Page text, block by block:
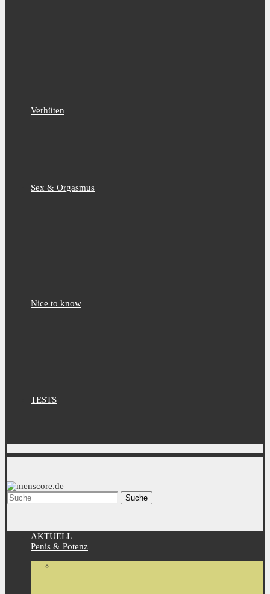
Verhüten
Sex & Orgasmus
Nice to know
TESTS
Suche
AKTUELL
Penis & Potenz